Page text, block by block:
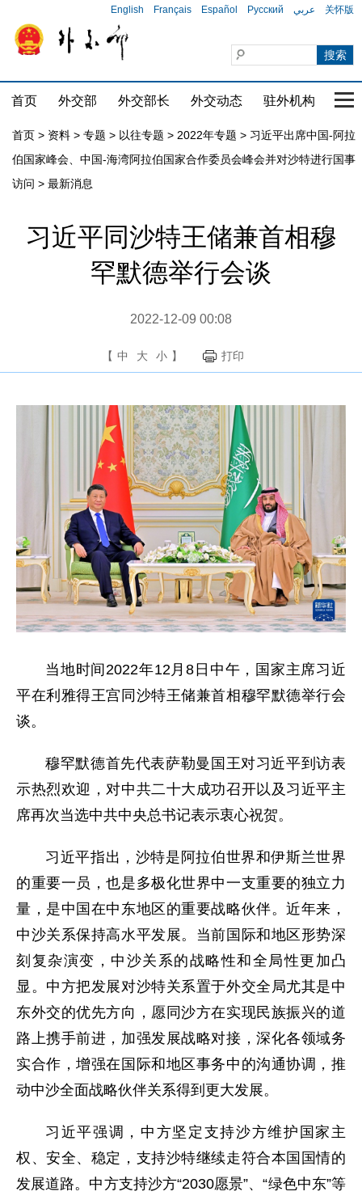
English Français Español Русский عربي 关怀版
首页 外交部 外交部长 外交动态 驻外机构 国
首页 > 资料 > 专题 > 以往专题 > 2022年专题 > 习近平出席中国-阿拉
伯国家峰会、中国-海湾阿拉伯国家合作委员会峰会并对沙特进行国事
访问 > 最新消息
习近平同沙特王储兼首相穆
罕默德举行会谈
2022-12-09 00:08
【 中 大 小 】 打印
当地时间2022年12月8日中午，国家主席习近
平在利雅得王宫同沙特王储兼首相穆罕默德举行会
谈。
穆罕默德首先代表萨勒曼国王对习近平到访表
示热烈欢迎，对中共二十大成功召开以及习近平主
席再次当选中共中央总书记表示衷心祝贺。
习近平指出，沙特是阿拉伯世界和伊斯兰世界
的重要一员，也是多极化世界中一支重要的独立力
量，是中国在中东地区的重要战略伙伴。近年来，
中沙关系保持高水平发展。当前国际和地区形势深
刻复杂演变，中沙关系的战略性和全局性更加凸
显。中方把发展对沙特关系置于外交全局尤其是中
东外交的优先方向，愿同沙方在实现民族振兴的道
路上携手前进，加强发展战略对接，深化各领域务
实合作，增强在国际和地区事务中的沟通协调，推
动中沙全面战略伙伴关系得到更大发展。
习近平强调，中方坚定支持沙方维护国家主
权、安全、稳定，支持沙特继续走符合本国国情的
发展道路。中方支持沙方“2030愿景”、“绿色中东”等